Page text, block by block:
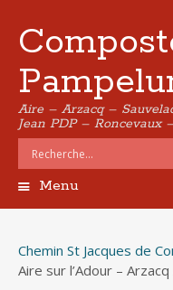
Aire – Arzacq –
Jean PDP – Roncevaux
Menu
principal
Chemin St Jacques de
Aire sur l’Adour –